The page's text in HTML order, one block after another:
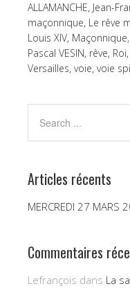
ALLAMANCHE, Jean-
maçonnique, Le rêve
Louis XIV, Maçonnique,
Pascal VESIN, rêve, Roi,
Versailles, voie, voie
Articles récents
MERCREDI 27 MARS
Commentaires
Lefrançois dans La